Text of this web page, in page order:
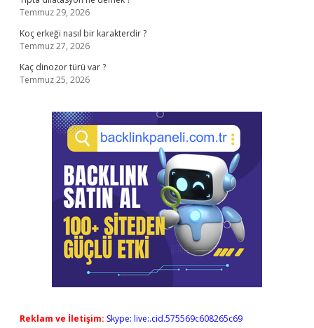
Temmuz 29, 2026
Koç erkeği nasıl bir karakterdir ?
Temmuz 27, 2026
Kaç dinozor türü var ?
Temmuz 25, 2026
Reklam ve İletişim: Skype: live:.cid.575569c608265c69